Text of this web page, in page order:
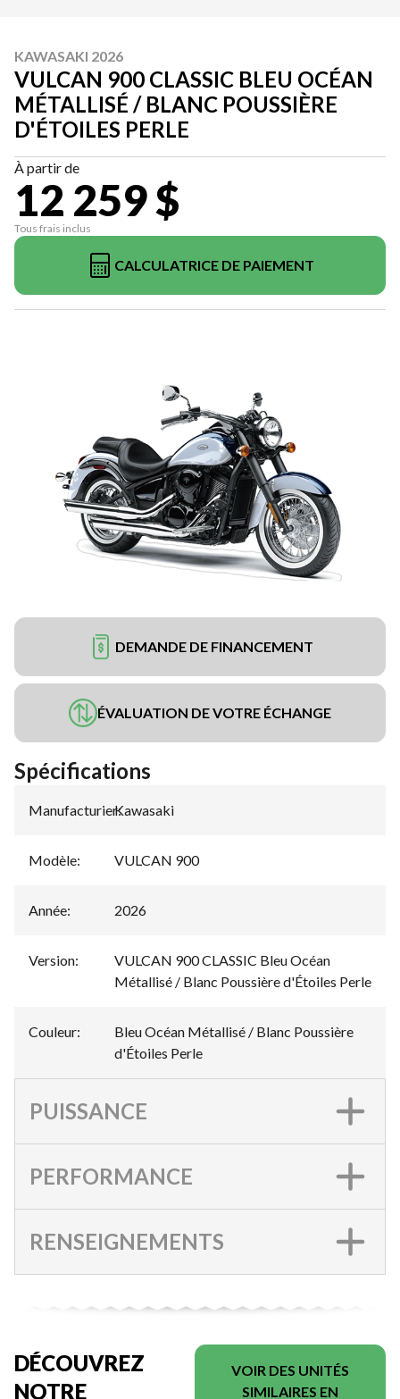
KAWASAKI 2026
VULCAN 900 CLASSIC BLEU OCÉAN
MÉTALLISÉ / BLANC POUSSIÈRE
D'ÉTOILES PERLE
À partir de
12 259 $
Tous frais inclus
CALCULATRICE DE PAIEMENT
DEMANDE DE FINANCEMENT
ÉVALUATION DE VOTRE ÉCHANGE
Spécifications
Manufacturier:
Kawasaki
Modèle: VULCAN 900
Année: 2026
Version:
VULCAN 900 CLASSIC Bleu Océan
Métallisé / Blanc Poussière d'Étoiles Perle
Couleur:
Bleu Océan Métallisé / Blanc Poussière
d'Étoiles Perle
PUISSANCE
PERFORMANCE
RENSEIGNEMENTS
DÉCOUVREZ
NOTRE
VOIR DES UNITÉS
SIMILAIRES EN